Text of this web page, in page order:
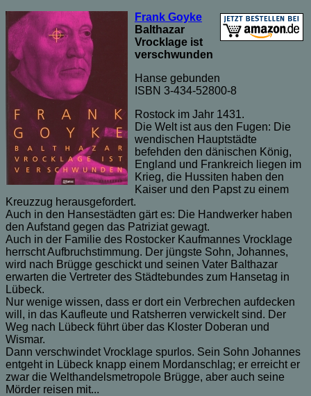
Frank Goyke
Balthazar
Vrocklage ist
verschwunden
Hanse gebunden
ISBN 3-434-52800-8
Rostock im Jahr 1431.
Die Welt ist aus den Fugen: Die
wendischen Hauptstädte
befehden den dänischen König,
England und Frankreich liegen im
Krieg, die Hussiten haben den
Kaiser und den Papst zu einem
Kreuzzug herausgefordert.
Auch in den Hansestädten gärt es: Die Handwerker haben
den Aufstand gegen das Patriziat gewagt.
Auch in der Familie des Rostocker Kaufmannes Vrocklage
herrscht Aufbruchstimmung. Der jüngste Sohn, Johannes,
wird nach Brügge geschickt und seinen Vater Balthazar
erwarten die Vertreter des Städtebundes zum Hansetag in
Lübeck.
Nur wenige wissen, dass er dort ein Verbrechen aufdecken
will, in das Kaufleute und Ratsherren verwickelt sind. Der
Weg nach Lübeck führt über das Kloster Doberan und
Wismar.
Dann verschwindet Vrocklage spurlos. Sein Sohn Johannes
entgeht in Lübeck knapp einem Mordanschlag; er erreicht er
zwar die Welthandelsmetropole Brügge, aber auch seine
Mörder reisen mit...